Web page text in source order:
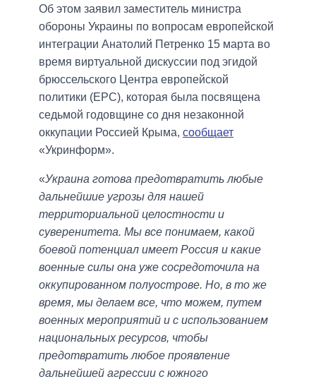
Об этом заявил заместитель министра
обороны Украины по вопросам европейской
интеграции Анатолий Петренко 15 марта во
время виртуальной дискуссии под эгидой
брюссельского Центра европейской
политики (ЕРС), которая была посвящена
седьмой годовщине со дня незаконной
оккупации Россией Крыма, сообщает
«Укринформ».
«Украина готова предотвратить любые
дальнейшие угрозы для нашей
территориальной целостности и
суверенитета. Мы все понимаем, какой
боевой потенциал имеет Россия и какие
военные силы она уже сосредоточила на
оккупированном полуострове. Но, в то же
время, мы делаем все, что можем, путем
военных мероприятий и с использованием
национальных ресурсов, чтобы
предотвратить любое проявление
дальнейшей агрессии с южного